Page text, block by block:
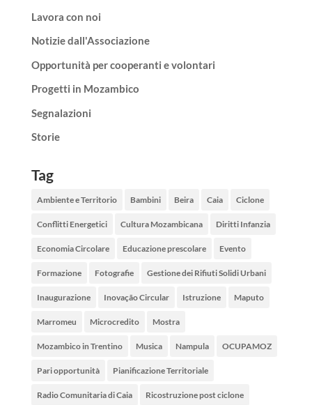
Lavora con noi
Notizie dall'Associazione
Opportunità per cooperanti e volontari
Progetti in Mozambico
Segnalazioni
Storie
Tag
Ambiente e Territorio Bambini Beira Caia Ciclone
Conflitti Energetici Cultura Mozambicana Diritti Infanzia
Economia Circolare Educazione prescolare Evento
Formazione Fotografie Gestione dei Rifiuti Solidi Urbani
Inaugurazione Inovação Circular Istruzione Maputo
Marromeu Microcredito Mostra
Mozambico in Trentino Musica Nampula OCUPAMOZ
Pari opportunità Pianificazione Territoriale
Radio Comunitaria di Caia Ricostruzione post ciclone